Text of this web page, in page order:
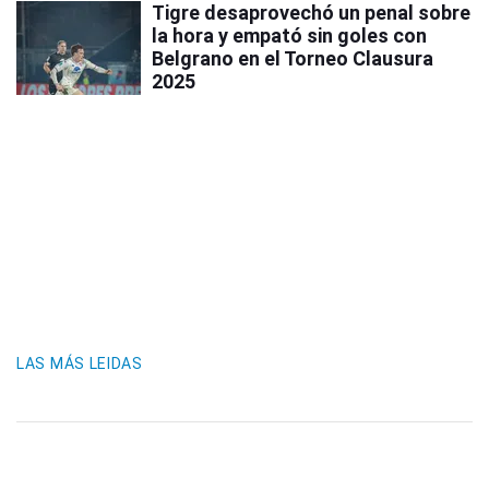
Tigre desaprovechó un penal sobre
la hora y empató sin goles con
Belgrano en el Torneo Clausura
2025
LAS MÁS LEIDAS